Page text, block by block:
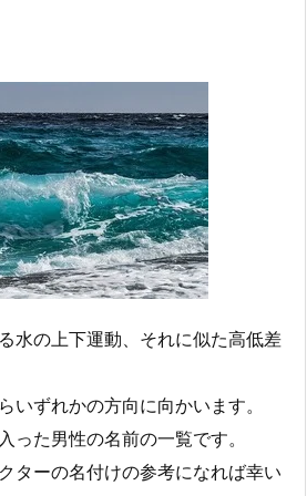
水の上下運動、それに似た高低差
いずれかの方向に向かいます。
った男性の名前の一覧です。
ターの名付けの参考になれば幸い